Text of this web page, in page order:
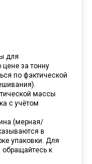
для
за тонну
по фактической
массы
с учётом
(мерная/
в
упаковки. Для
обращайтесь к